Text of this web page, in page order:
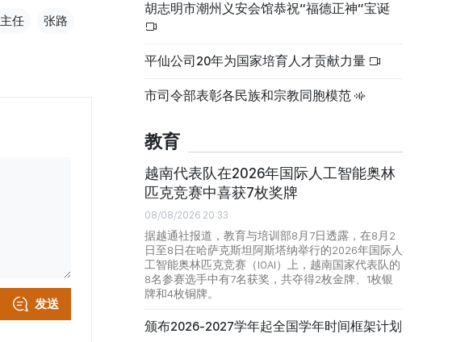
任 张路
发送
胡志明市潮州义安会馆恭祝“福德正神”宝诞
平仙公司20年为国家培育人才贡献力量
市司令部表彰各民族和宗教同胞模范
教育
越南代表队在2026年国际人工智能奥林
匹克竞赛中喜获7枚奖牌
08/08/2026 20:33
据越通社报道，教育与培训部8月7日透露，在8月2
日至8日在哈萨克斯坦阿斯塔纳举行的2026年国际人
工智能奥林匹克竞赛（IOAI）上，越南国家代表队的
8名参赛选手中有7名获奖，共夺得2枚金牌、1枚银
牌和4枚铜牌。
颁布2026-2027学年起全国学年时间框架计划